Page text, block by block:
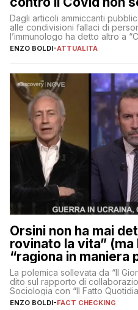
Dagli articoli ammiccanti
alle condivisioni fallaci di
l’immunologo ha detto altro a
ENZO BOLDI-ATTUALITÀ
Orsini non ha mai
rovinato la vita”
“ragiona in maniera
La polemica sollevata da “Il
dito sul rapporto di
Sociologia con “Il Fatto
erano volati stracci
ENZO BOLDI-FACT CHECKING